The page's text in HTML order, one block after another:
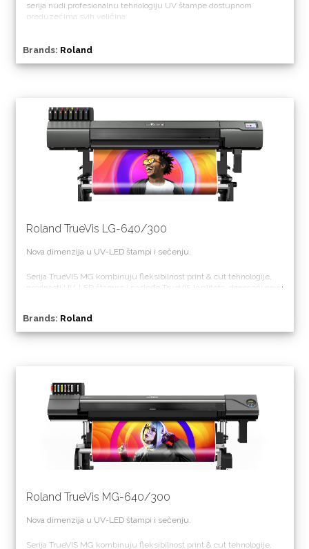
serija nudi profesionalnu tehnologiju UV štampe dostupnom
preduzećima svih veličina
Brands: Roland
Roland TrueVis LG-640/300
Nova dimenzija u UV-LED štampi i sečenju.
Serija TrueVIS MG kombinuju fleksibilnost print & cut tehnologije,
prednosti UV-LED štampe i nasleđe TrueVIS kvaliteta, donoseći novu
Brands: Roland
Roland TrueVis MG-640/300
Nova dimenzija u UV-LED štampi i sečenju.
Serija TrueVIS MG kombinuju fleksibilnost print & cut tehnologije,